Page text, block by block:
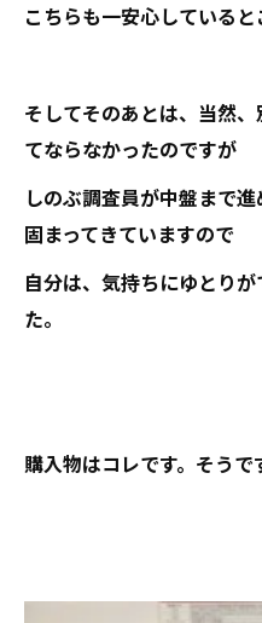
こちらも一安心していると
そしてそのあとは、当然
てならなかったのですが
しのぶ調査員が中盤まで
固まってきていますので
自分は、気持ちにゆとり
た。
購入物はコレです。そうで